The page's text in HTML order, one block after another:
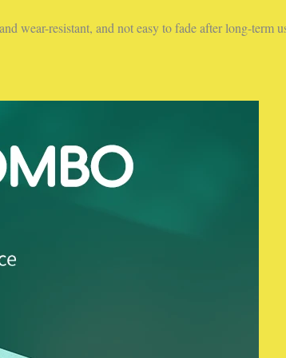
wear-resistant, and not easy to fade after long-term